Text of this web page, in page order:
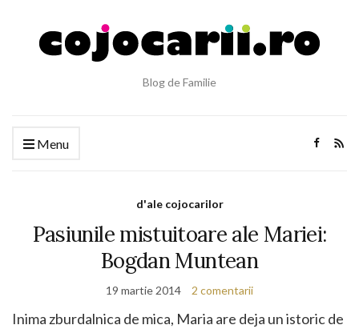
Blog de Familie
Menu
d'ale cojocarilor
Pasiunile mistuitoare ale Mariei:
Bogdan Muntean
19 martie 2014 2 comentarii
Inima zburdalnica de mica, Maria are deja un istoric de